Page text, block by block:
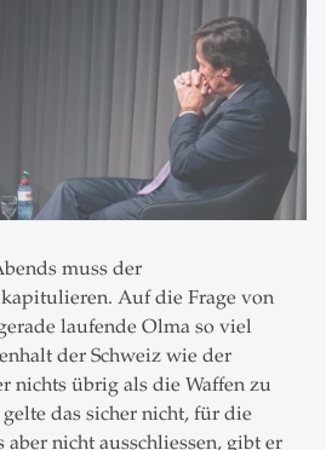
muss der
Auf die Frage von
laufende Olma so viel
der Schweiz wie der
nichts übrig als die Waffen zu
das sicher nicht, für die
aber nicht ausschliessen, gibt er